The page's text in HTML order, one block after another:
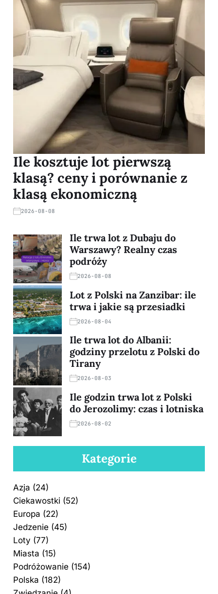
Ile kosztuje lot pierwszą
klasą? ceny i porównanie z
klasą ekonomiczną
2026-08-08
Ile trwa lot z Dubaju do
Warszawy? Realny czas
podróży
2026-08-08
Lot z Polski na Zanzibar: ile
trwa i jakie są przesiadki
2026-08-04
Ile trwa lot do Albanii:
godziny przelotu z Polski do
Tirany
2026-08-03
Ile godzin trwa lot z Polski
do Jerozolimy: czas i lotniska
2026-08-02
Kategorie
Azja (24)
Ciekawostki (52)
Europa (22)
Jedzenie (45)
Loty (77)
Miasta (15)
Podróżowanie (154)
Polska (182)